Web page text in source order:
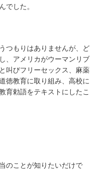
でした。
つもりはありませんが、ど
、アメリカがウーマンリブ
叫びフリーセックス、麻薬
徳教育に取り組み、高校に
育勅語をテキストにしたこ
のことが知りたいだけで